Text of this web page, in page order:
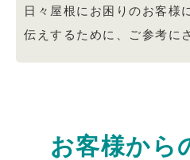
日々屋根にお困りのお客様
伝えするために、ご参考に
お客様から